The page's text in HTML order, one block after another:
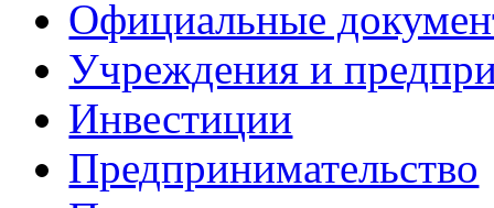
Официальные
Учреждения и
Инвестиции
Предпринимательство